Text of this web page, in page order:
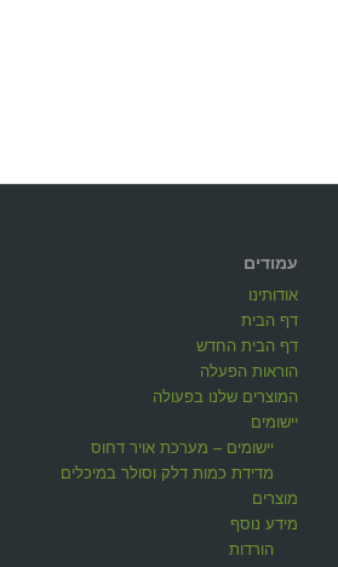
עמודים
אודותינו
דף הבית
דף הבית החדש
הוראות הפעלה
המוצרים שלנו בפעולה
יישומים
יישומים – מערכת אויר דחוס
מדידת כמות דלק וסולר במיכלים
מוצרים
מידע נוסף
הורדות